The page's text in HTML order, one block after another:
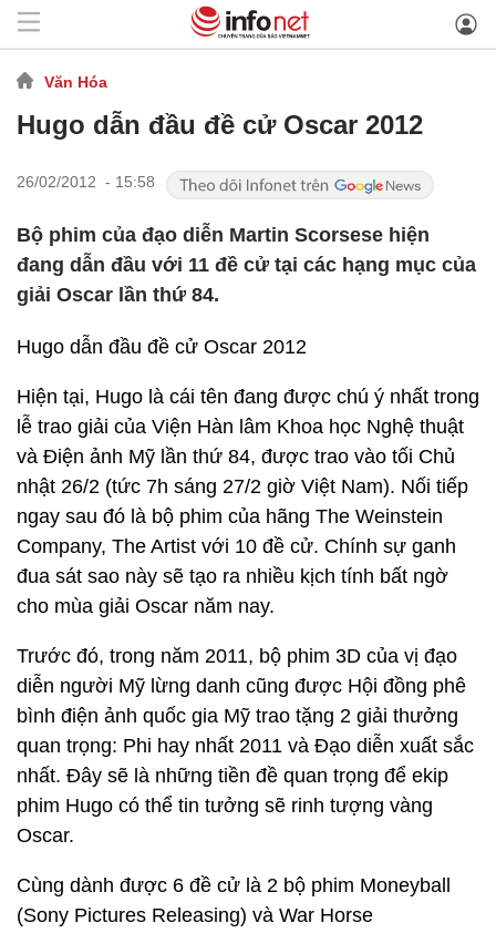
Văn Hóa
Hugo dẫn đầu đề cử Oscar 2012
26/02/2012 - 15:58
Bộ phim của đạo diễn Martin Scorsese hiện
đang dẫn đầu với 11 đề cử tại các hạng mục của
giải Oscar lần thứ 84.
Hugo dẫn đầu đề cử Oscar 2012
Hiện tại, Hugo là cái tên đang được chú ý nhất trong
lễ trao giải của Viện Hàn lâm Khoa học Nghệ thuật
và Điện ảnh Mỹ lần thứ 84, được trao vào tối Chủ
nhật 26/2 (tức 7h sáng 27/2 giờ Việt Nam). Nối tiếp
ngay sau đó là bộ phim của hãng The Weinstein
Company, The Artist với 10 đề cử. Chính sự ganh
đua sát sao này sẽ tạo ra nhiều kịch tính bất ngờ
cho mùa giải Oscar năm nay.
Trước đó, trong năm 2011, bộ phim 3D của vị đạo
diễn người Mỹ lừng danh cũng được Hội đồng phê
bình điện ảnh quốc gia Mỹ trao tặng 2 giải thưởng
quan trọng: Phi hay nhất 2011 và Đạo diễn xuất sắc
nhất. Đây sẽ là những tiền đề quan trọng để ekip
phim Hugo có thể tin tưởng sẽ rinh tượng vàng
Oscar.
Cùng dành được 6 đề cử là 2 bộ phim Moneyball
(Sony Pictures Releasing) và War Horse